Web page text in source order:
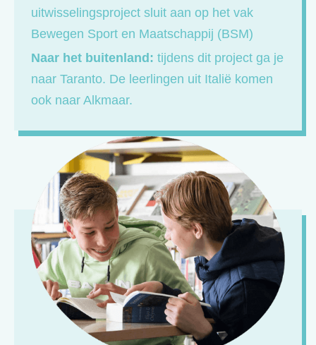
uitwisselingsproject sluit aan op het vak
Bewegen Sport en Maatschappij (BSM)
Naar het buitenland: tijdens dit project ga je
naar Taranto. De leerlingen uit Italië komen
ook naar Alkmaar.